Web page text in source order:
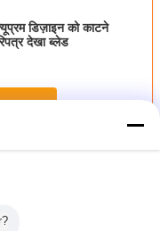
डिज़ाइन को काटने
देखा ब्लेड